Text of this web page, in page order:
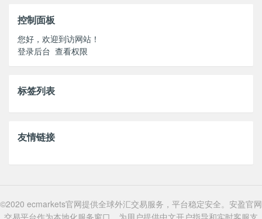
控制面板
您好，欢迎到访网站！
登录后台 查看权限
标签列表
友情链接
©2020 ecmarkets官网提供全球外汇交易服务，平台稳定安全。安盈官网